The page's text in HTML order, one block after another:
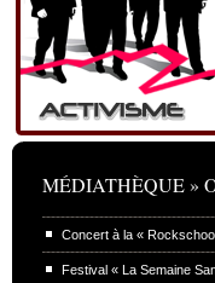
MÉDIATHÈQUE »
Concert à la «
Festival « La Semaine